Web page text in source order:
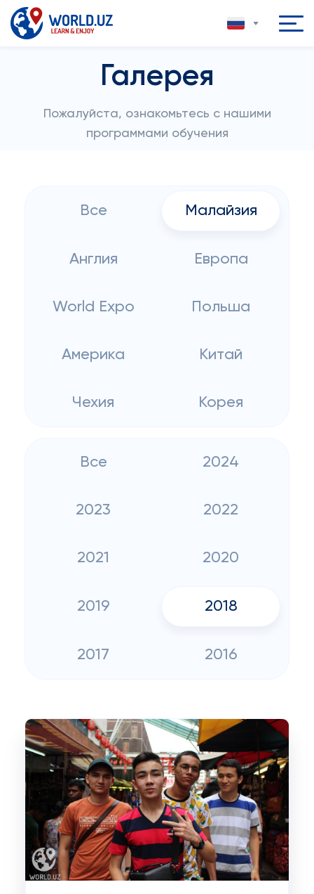
Галерея
Пожалуйста, ознакомьтесь с нашими
программами обучения
Все Малайзия
Англия Европа
World Expo Польша
Америка Китай
Чехия Корея
Все 2024
2023 2022
2021 2020
2019 2018
2017 2016